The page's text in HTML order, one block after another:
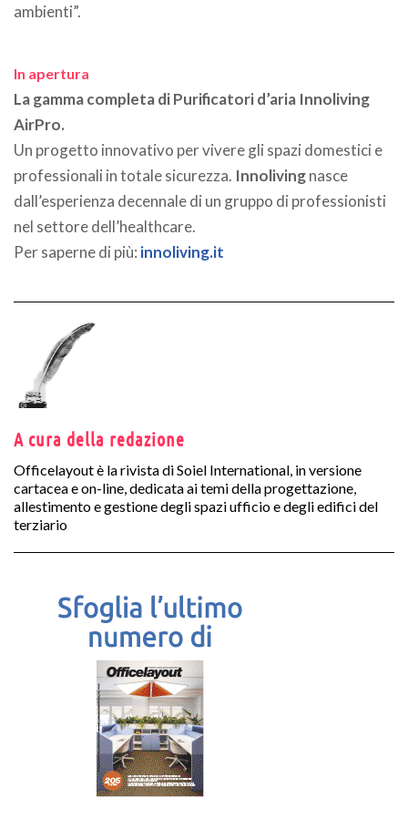
ambienti”.
In apertura
La gamma completa di Purificatori d’aria Innoliving
AirPro.
Un progetto innovativo per vivere gli spazi domestici e
professionali in totale sicurezza. Innolivingnasce
dall’esperienza decennale di un gruppo di professionisti
nel settore dell’healthcare.
Per saperne di più: innoliving.it
A cura della redazione
Officelayout è la rivista di Soiel International, in versione
cartacea e on-line, dedicata ai temi della progettazione,
allestimento e gestione degli spazi ufficio e degli edifici del
terziario